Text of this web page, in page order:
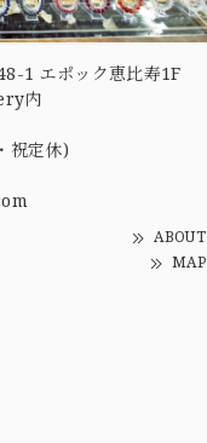
1 エポック恵比寿1F
内
祝定休)
ABOUT
MAP